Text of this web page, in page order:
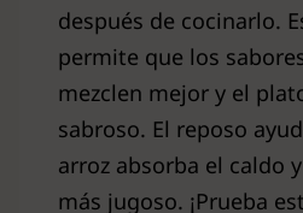
después de cocinarlo.
permite que los
mezclen mejor y el
sabroso. El reposo
arroz absorba el caldo
más jugoso. ¡Prueba